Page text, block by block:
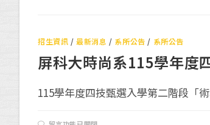
招生資訊 /最新消息 / 系所公告 / 系所公告
屏科大時尚系115學年度
115學年度四技甄選入學第二階段「